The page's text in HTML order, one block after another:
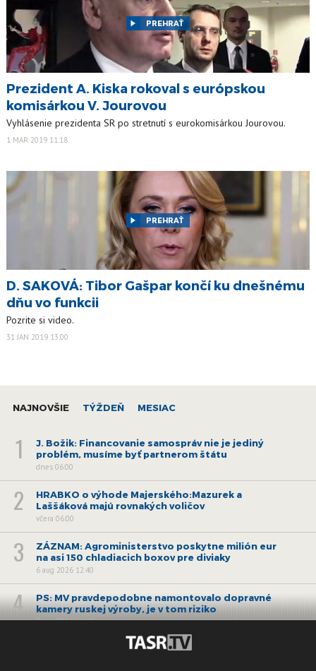
PREHRAŤ
Prezident A. Kiska rokoval s európskou
komisárkou V. Jourovou
Vyhlásenie prezidenta SR po stretnutí s eurokomisárkou Jourovou.
1 MAR 2019 11:18
PREHRAŤ
D. SAKOVÁ: Tibor Gašpar končí ku dnešnému
dňu vo funkcii
Pozrite si video.
31 JAN 2019 13:00
NAJNOVŠIE TÝŽDEŇ MESIAC
1
J. Božik: Financovanie samospráv nie je jediný
problém, musíme byť partnerom štátu
dnes 06:00
2
HRABKO o výhode Majerského:Mazurek a
Laššáková majú rovnakých voličov
včera 06:00
3
ZÁZNAM: Agroministerstvo poskytne milión eur
na asi 150 chladiacich boxov pre diviaky
6 aug 2026 12:40
4
PS: MV pravdepodobne namontovalo dopravné
kamery ruskej výroby, je v tom riziko
5 aug 2026 14:47
ZÁZNAM: B. Susko podáva v súvislosti s vraždou